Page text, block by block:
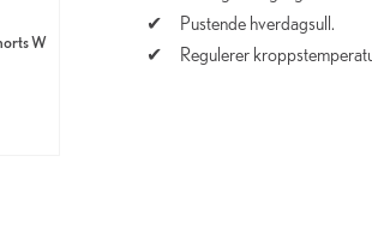
W
Pustende hverdagsull.
Regulerer